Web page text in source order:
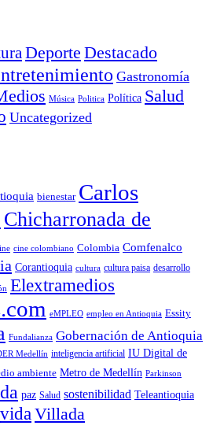
Deporte Destacado
Gastronomía
Música Politica Política Salud
Uncategorized
bienestar Carlos
Chicharronada de
cine colombiano Colombia Comfenalco
Corantioquia cultura cultura paisa desarrollo
Elextramedios
eMPLEO empleo en Antioquia Essity
Fundalianza Gobernación de Antioquia
Medellín inteligencia artificial IU Digital de
ambiente Metro de Medellín Parkinson
paz Salud sostenibilidad Teleantioquia
vida Villada